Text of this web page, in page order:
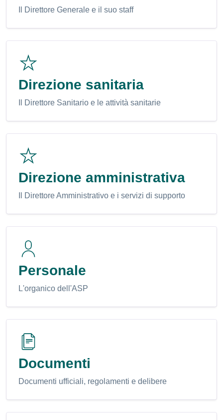
Il Direttore Generale e il suo staff
Direzione sanitaria
Il Direttore Sanitario e le attività sanitarie
Direzione amministrativa
Il Direttore Amministrativo e i servizi di supporto
Personale
L'organico dell'ASP
Documenti
Documenti ufficiali, regolamenti e delibere